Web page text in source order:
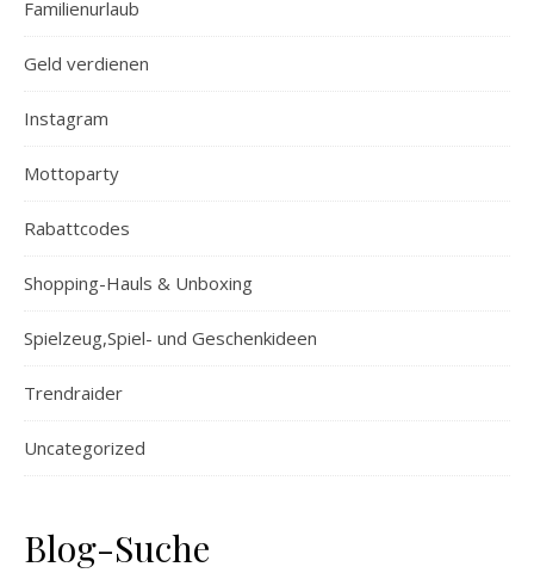
Familienurlaub
Geld verdienen
Instagram
Mottoparty
Rabattcodes
Shopping-Hauls & Unboxing
Spielzeug,Spiel- und Geschenkideen
Trendraider
Uncategorized
Blog-Suche